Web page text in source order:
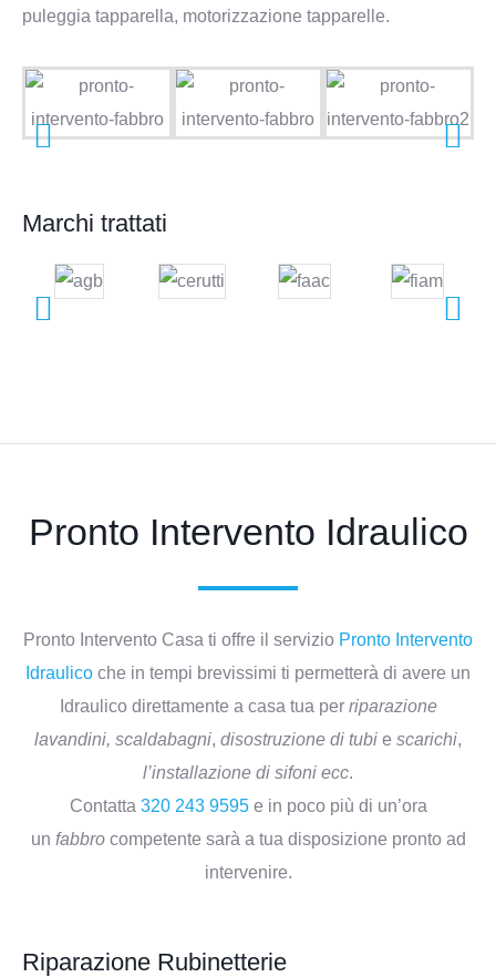
puleggia tapparella, motorizzazione tapparelle.
Marchi trattati
Pronto Intervento Idraulico
Pronto Intervento Casa ti offre il servizio Pronto Intervento
Idraulico che in tempi brevissimi ti permetterà di avere un
Idraulico direttamente a casa tua per riparazione
lavandini, scaldabagni, disostruzione di tubi e scarichi,
l’installazione di sifoni ecc.
Contatta 3202439595e in poco più di un’ora
un fabbrocompetente sarà a tua disposizione pronto ad
intervenire.
Riparazione Rubinetterie